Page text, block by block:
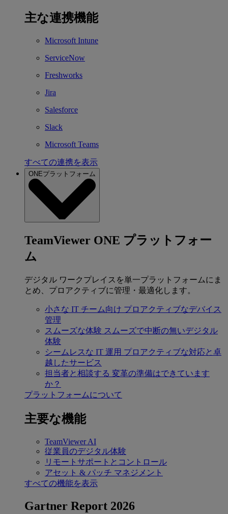
主な連携機能
Microsoft Intune
ServiceNow
Freshworks
Jira
Salesforce
Slack
Microsoft Teams
すべての連携を表示
ONEプラットフォーム
TeamViewer ONE プラットフォー
ム
デジタル ワークプレイスを単一プラットフォームにま
とめ、プロアクティブに管理・最適化します。
小さな IT チーム向け プロアクティブなデバイス
管理
スムーズな体験 スムーズで中断の無いデジタル
体験
シームレスな IT 運用 プロアクティブな対応と卓
越したサービス
担当者と相談する 変革の準備はできています
か？
プラットフォームについて
主要な機能
TeamViewer AI
従業員のデジタル体験
リモートサポートとコントロール
アセット & パッチ マネジメント
すべての機能を表示
Gartner Report 2026